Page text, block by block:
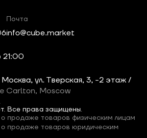
Все права защищены.
Почта
info@cube.market
21:00
ул. Тверская, 3, -2 этаж /
Carlton, Moscow
продаже товаров физическим лицам
продаже товаров юридическим